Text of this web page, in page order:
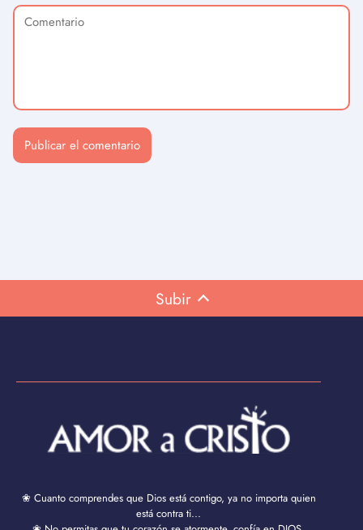
Subir
❀ Cuanto comprendes que Dios está contigo, ya no importa quien
está contra ti...